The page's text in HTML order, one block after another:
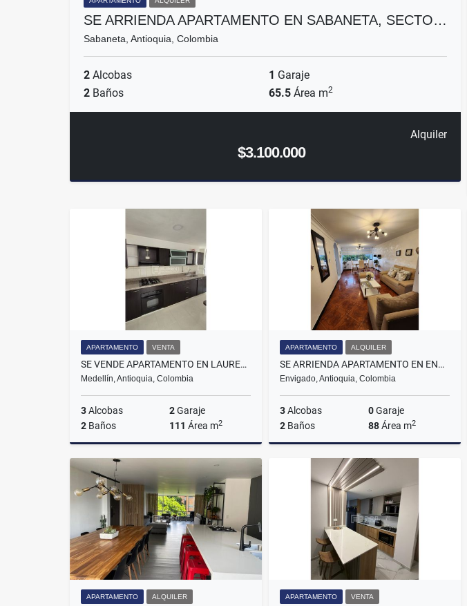
SE ARRIENDA APARTAMENTO EN SABANETA, SECTO…
Sabaneta, Antioquia, Colombia
2 Alcobas 1 Garaje
2 Baños 65.5 Área m2
Alquiler
$3.100.000
APARTAMENTO VENTA
SE VENDE APARTAMENTO EN LAURELES MEDELLÍN, SECTOR LAS ACACIAS.
Medellín, Antioquia, Colombia
3Alcobas 2Garaje
2 Baños 111 Área m2
Venta
$690.000.000
APARTAMENTO ALQUILER
SE ARRIENDA APARTAMENTO EN ENVIGADO, SECTOR EL TRIANON.
Envigado, Antioquia, Colombia
3Alcobas 0Garaje
2 Baños 88Área m2
Alquiler
$2.800.000
APARTAMENTO ALQUILER APARTAMENTO VENTA